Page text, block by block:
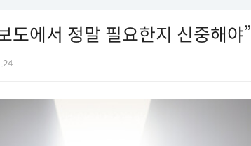
도에서 정말 필요한지 신중해야”